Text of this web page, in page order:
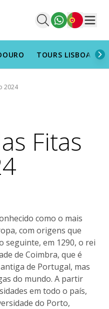
Português
TOURS LISBOA
2024
Fitas
como o mais
com origens que
seguinte, em 1290, o rei
de Coimbra, que é
de Portugal, mas
do mundo. A partir
em todo o país,
do Porto,